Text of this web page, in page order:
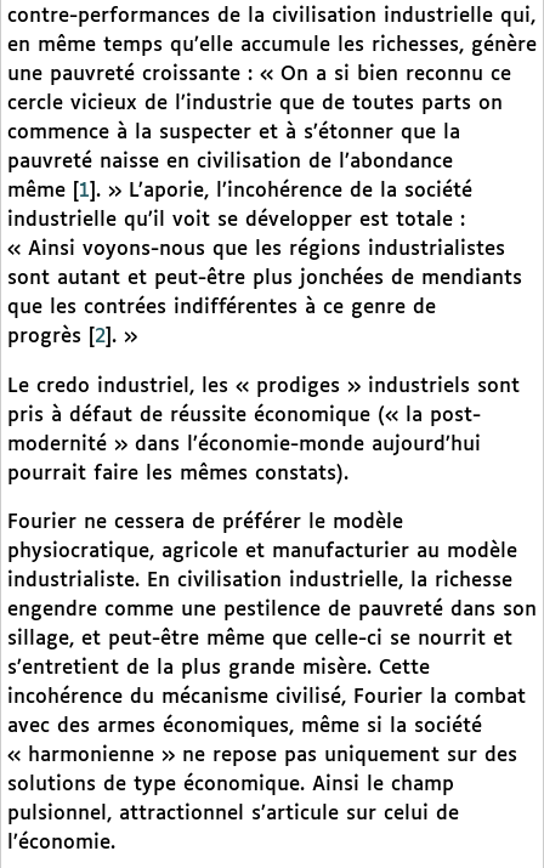
contre-performances de la civilisation industrielle qui,
en même temps qu’elle accumule les richesses, génère
une pauvreté croissante : « On a si bien reconnu ce
cercle vicieux de l’industrie que de toutes parts on
commence à la suspecter et à s’étonner que la
pauvreté naisse en civilisation de l’abondance
même
1 . » L’aporie, l’incohérence de la société
industrielle qu’il voit se développer est totale :
« Ainsi voyons-nous que les régions industrialistes
sont autant et peut-être plus jonchées de mendiants
que les contrées indifférentes à ce genre de
progrès
2 . »
Le credo industriel, les « prodiges » industriels sont
pris à défaut de réussite économique (« la post-
modernité » dans l’économie-monde aujourd’hui
pourrait faire les mêmes constats).
Fourier ne cessera de préférer le modèle
physiocratique, agricole et manufacturier au modèle
industrialiste. En civilisation industrielle, la richesse
engendre comme une pestilence de pauvreté dans son
sillage, et peut-être même que celle-ci se nourrit et
s’entretient de la plus grande misère. Cette
incohérence du mécanisme civilisé, Fourier la combat
avec des armes économiques, même si la société
« harmonienne » ne repose pas uniquement sur des
solutions de type économique. Ainsi le champ
pulsionnel, attractionnel s’articule sur celui de
l’économie.